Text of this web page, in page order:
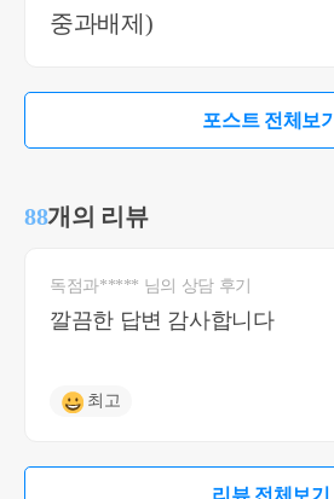
중과배제)
포스트 전체보기
88개의 리뷰
독점과***** 님의 상담 후기
깔끔한 답변 감사합니다
최고
리뷰 전체보기